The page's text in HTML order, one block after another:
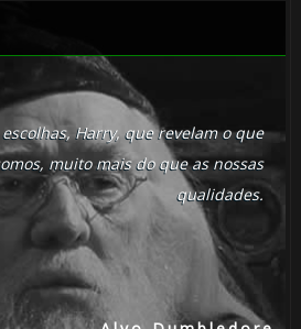
escolhas, Harry, que revelam o que
muito mais do que as nossas
qualidades.